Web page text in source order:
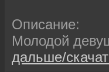
Описание:
Молодой
дальше/